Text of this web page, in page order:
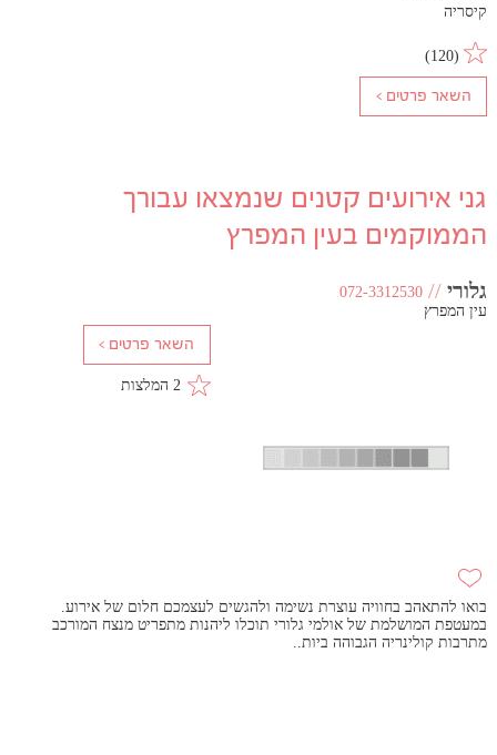
קיסריה
(
120
)
גני אירועים קטנים שנמצאו עבורך
הממוקמים בעין המפרץ
גלורי //
072-3312530
עין המפרץ
2 המלצות
בואו להתאהב בחוויה עוצרת נשימה ולהגשים לעצמכם חלום של אירוע.
במעטפת המושלמת של אולמי גלורי תוכלו ליהנות מתפריט מנצח המורכב
מתרבות קולינריה הגבוהה ביות..